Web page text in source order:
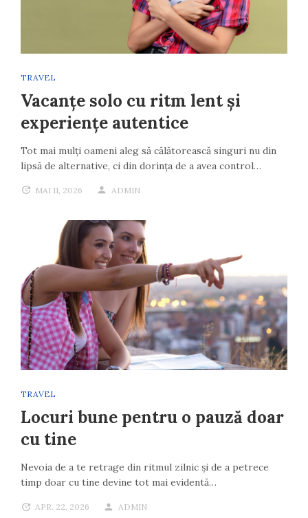
TRAVEL
Vacanțe solo cu ritm lent și
experiențe autentice
Tot mai mulți oameni aleg să călătorească singuri nu din
lipsă de alternative, ci din dorința de a avea control…
MAI 11, 2026 ADMIN
TRAVEL
Locuri bune pentru o pauză doar
cu tine
Nevoia de a te retrage din ritmul zilnic și de a petrece
timp doar cu tine devine tot mai evidentă…
APR. 22, 2026 ADMIN